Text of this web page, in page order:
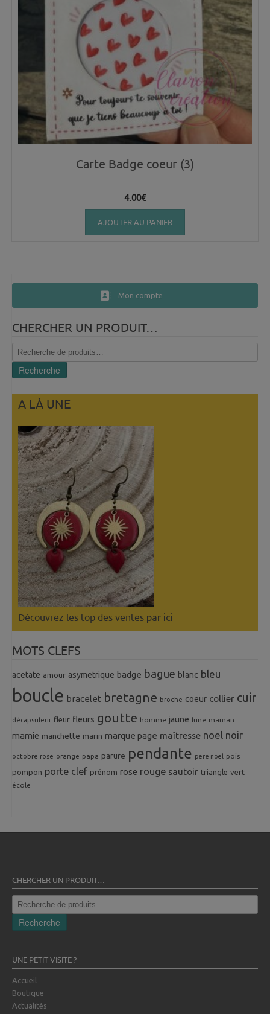
Carte Badge coeur (3)
4.00€
AJOUTER AU PANIER
Mon compte
CHERCHER UN PRODUIT…
Recherche
pour :
Recherche
A LÀ UNE
Découvrez les top des ventes par ici
MOTS CLEFS
acetate amour asymetrique badge bague blanc bleu
boucle bracelet bretagne broche coeur collier cuir
décapsuleur fleur fleurs goutte homme jaune lune maman
mamie manchette marin marque page maîtresse noel noir
octobre rose orange papa parure pendante pere noel pois
pompon porte clef prénom rose rouge sautoir triangle vert
école
CHERCHER UN PRODUIT…
Recherche
pour :
Recherche
UNE PETIT VISITE ?
Accueil
Boutique
Actualités